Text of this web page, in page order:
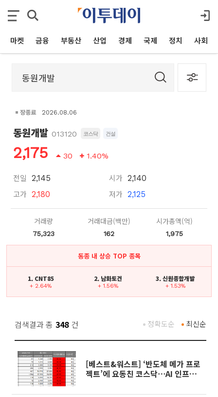
마켓 금융 부동산 산업 경제 국제 정치 사회
장종료 2026.08.06
동원개발 013120 코스닥 건설
2,175 30 1.40%
전일 2,145
고가 2,180
시가 2,140
저가 2,125
거래량
75,323
거래대금(백만)
162
시가총액(억)
1,975
동종 내 상승 TOP 종목
1. CNT85
+ 2.64%
2. 남화토건
+ 1.56%
3. 신원종합개발
+ 1.53%
검색결과 총 348 건 최신순
정확도순
[베스트&워스트] ‘반도체 메가 프로
젝트’에 요동친 코스닥⋯AI 인프라